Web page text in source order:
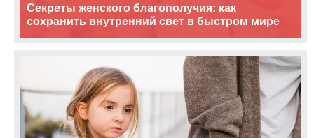
Секреты женского благополучия: как
сохранить внутренний свет в быстром мире